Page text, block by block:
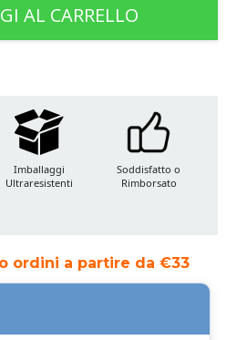
AL CARRELLO
ordini a partire da €33
Imballaggi
Ultraresistenti
Soddisfatto o
Rimborsato